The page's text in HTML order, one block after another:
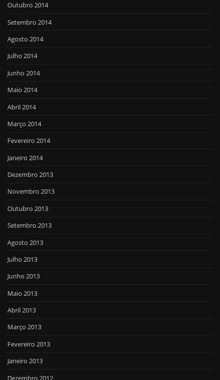
Outubro 2014
Setembro 2014
Agosto 2014
Julho 2014
Junho 2014
Maio 2014
Abril 2014
Março 2014
Fevereiro 2014
Janeiro 2014
Dezembro 2013
Novembro 2013
Outubro 2013
Setembro 2013
Agosto 2013
Julho 2013
Junho 2013
Maio 2013
Abril 2013
Março 2013
Fevereiro 2013
Janeiro 2013
Dezembro 2012